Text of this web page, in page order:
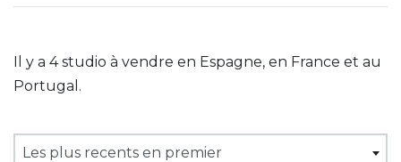
Il y a 4 studio à vendre en Espagne, en France et au
Portugal.
Les plus recents en premier